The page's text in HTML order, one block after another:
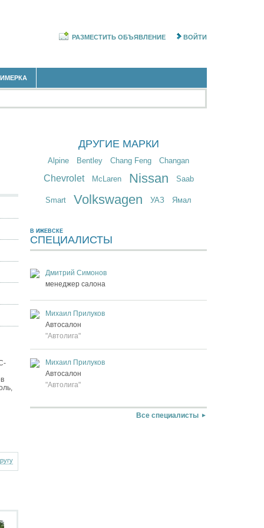
РАЗМЕСТИТЬ ОБЪЯВЛЕНИЕ ВОЙТИ
ДРУГИЕ МАРКИ
Alpine Bentley Chang Feng Changan
Chevrolet McLaren Nissan Saab
Smart Volkswagen УАЗ Ямал
В ИЖЕВСКЕ
СПЕЦИАЛИСТЫ
Дмитрий Симонов
менеджер салона
Михаил Прилуков
Автосалон
"Автолига"
Михаил Прилуков
Автосалон
"Автолига"
Все специалисты